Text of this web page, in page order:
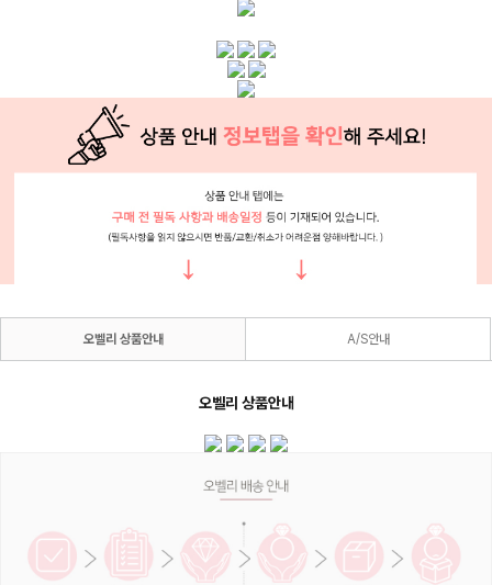
오벨리 상품안내 A/S안내
오벨리 상품안내